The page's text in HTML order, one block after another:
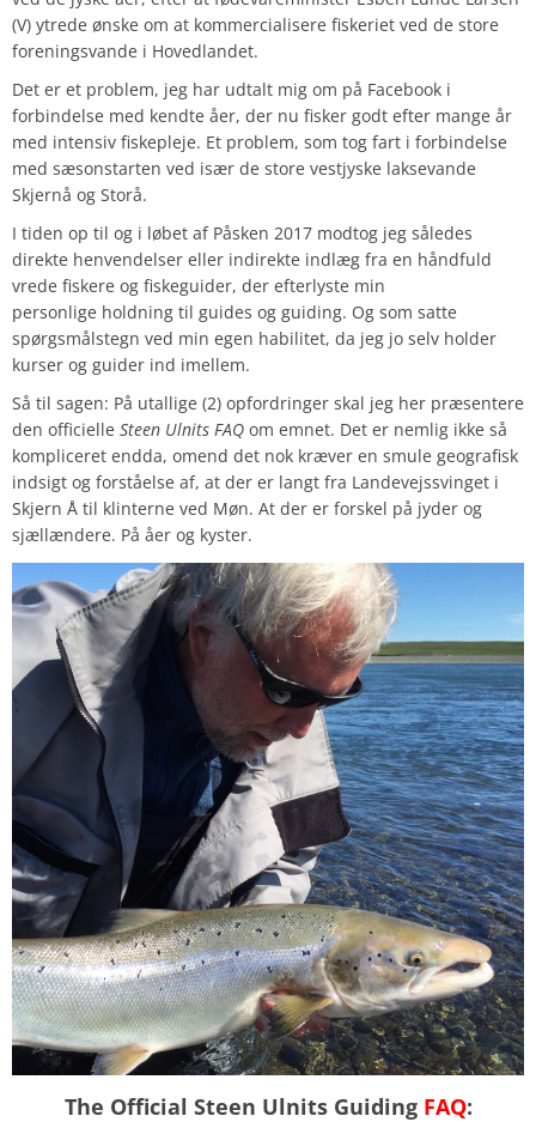
(V) ytrede ønske om at kommercialisere fiskeriet ved de store
foreningsvande i Hovedlandet.
Det er et problem, jeg har udtalt mig om på Facebook i
forbindelse med kendte åer, der nu fisker godt efter mange år
med intensiv fiskepleje. Et problem, som tog fart i forbindelse
med sæsonstarten ved især de store vestjyske laksevande
Skjernå og Storå.
I tiden op til og i løbet af Påsken 2017 modtog jeg således
direkte henvendelser eller indirekte indlæg fra en håndfuld
vrede fiskere og fiskeguider, der efterlyste min
personlige holdning til guides og guiding. Og som satte
spørgsmålstegn ved min egen habilitet, da jeg jo selv holder
kurser og guider ind imellem.
Så til sagen: På utallige (2) opfordringer skal jeg her præsentere
den officielle Steen Ulnits FAQ om emnet. Det er nemlig ikke så
kompliceret endda, omend det nok kræver en smule geografisk
indsigt og forståelse af, at der er langt fra Landevejssvinget i
Skjern Å til klinterne ved Møn. At der er forskel på jyder og
sjællændere. På åer og kyster.
The Official Steen Ulnits Guiding FAQ: